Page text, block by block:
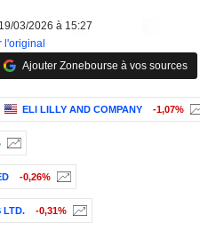
03/2026 à 15:27
l'original
Ajouter Zonebourse à vos sources
ELI LILLY AND COMPANY -1,07%
-0,26%
LTD. -0,31%